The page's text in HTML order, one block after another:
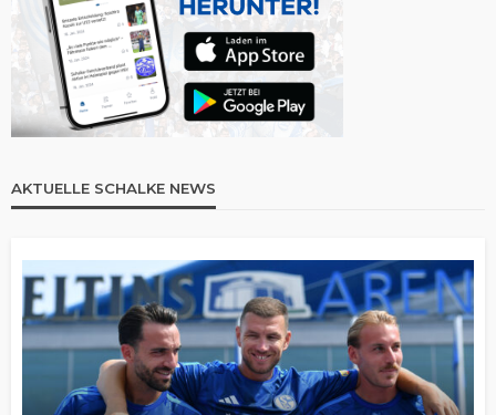
AKTUELLE SCHALKE NEWS